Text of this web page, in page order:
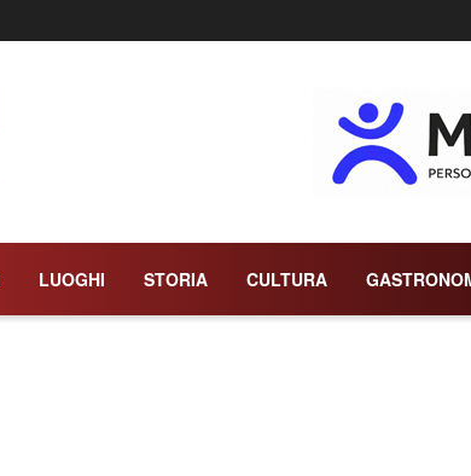
LUOGHI STORIA CULTURA